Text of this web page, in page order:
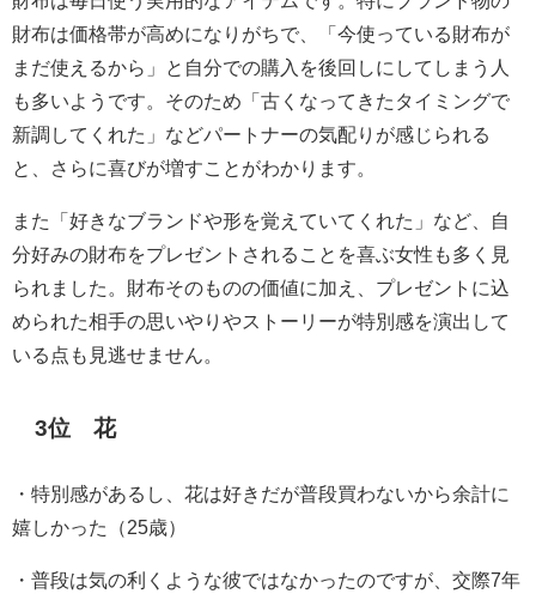
財布は価格帯が高めになりがちで、「今使っている財布が
まだ使えるから」と自分での購入を後回しにしてしまう人
も多いようです。そのため「古くなってきたタイミングで
新調してくれた」などパートナーの気配りが感じられる
と、さらに喜びが増すことがわかります。
また「好きなブランドや形を覚えていてくれた」など、自
分好みの財布をプレゼントされることを喜ぶ女性も多く見
られました。財布そのものの価値に加え、プレゼントに込
められた相手の思いやりやストーリーが特別感を演出して
いる点も見逃せません。
3位 花
・特別感があるし、花は好きだが普段買わないから余計に
嬉しかった（25歳）
・普段は気の利くような彼ではなかったのですが、交際7年